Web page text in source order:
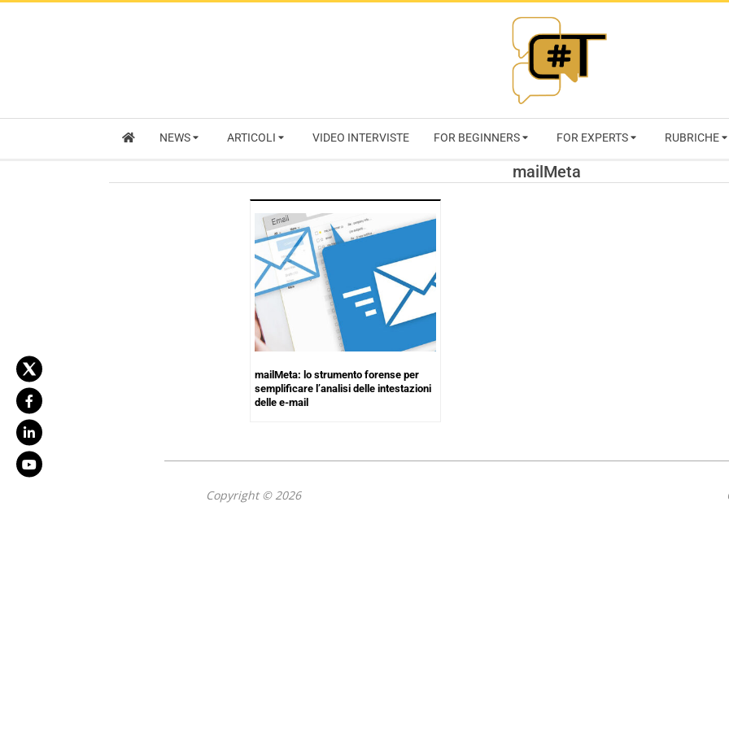
RIVISTA
NEWS ARTICOLI VIDEO INTERVISTE FOR BEGINNERS FOR EXPERTS RUBRICHE
mailMeta
mailMeta: lo strumento forense per
semplificare l’analisi delle intestazioni
delle e-mail
Copyright © 2026